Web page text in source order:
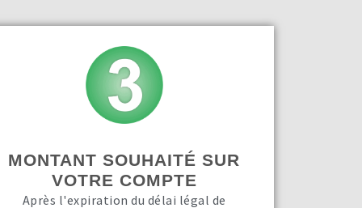
MONTANT SOUHAITÉ SUR
VOTRE COMPTE
Après l'expiration du délai légal de